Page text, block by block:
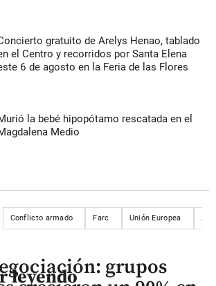
gratuito de Arelys Henao, tablado
el Centro y recorridos por Santa Elena
6 de agosto en la Feria de las Flores
la bebé hipopótamo rescatada en el
Medio
Conflicto armado Farc Unión Europea
leyendo
grupos